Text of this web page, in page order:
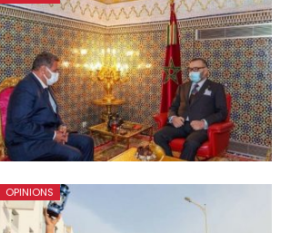
OPINIONS